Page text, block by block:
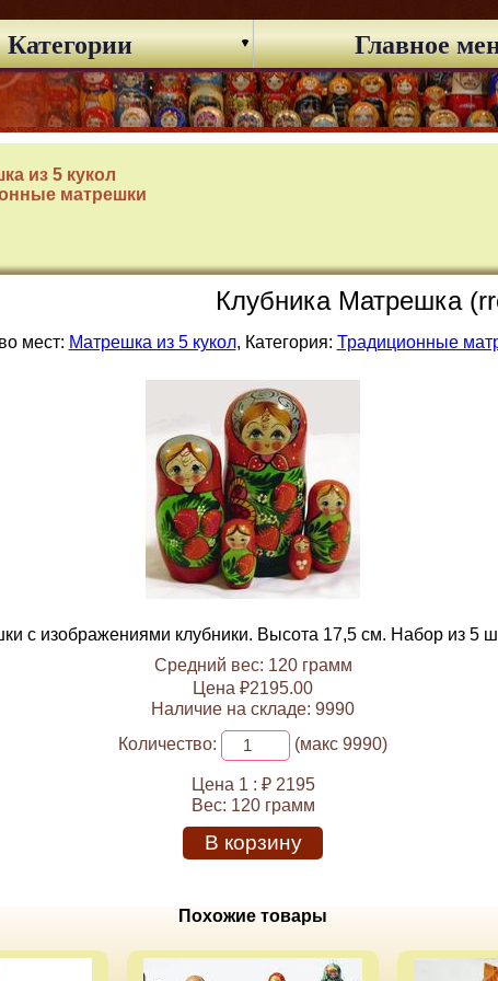
Категории Главное
из 5 кукол
матрешки
Клубника Матрешка
мест: Матрешка из 5 кукол, Категория: Традиционные
с изображениями клубники. Высота 17,5 см. Набор из 5
Средний вес: 120 грамм
Цена ₽2195.00
Наличие на складе: 9990
Количество:
(макс 9990)
Цена 1 : ₽ 2195
Вес: 120 грамм
В корзину
Похожие товары